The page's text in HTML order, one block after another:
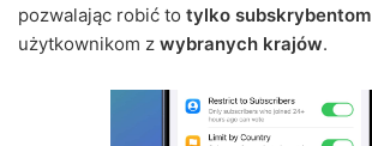
pozwalając robić to tylko subskrybentom
użytkownikom z wybranych krajów.